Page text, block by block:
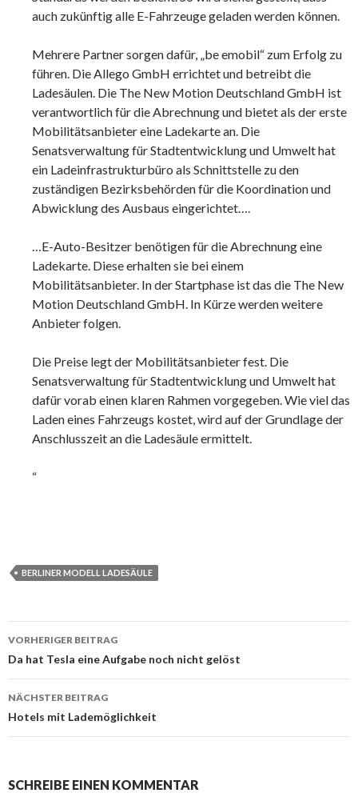
auch zukünftig alle E-Fahrzeuge geladen werden können.
Mehrere Partner sorgen dafür, „be emobil“ zum Erfolg zu
führen. Die Allego GmbH errichtet und betreibt die
Ladesäulen. Die The New Motion Deutschland GmbH ist
verantwortlich für die Abrechnung und bietet als der erste
Mobilitätsanbieter eine Ladekarte an. Die
Senatsverwaltung für Stadtentwicklung und Umwelt hat
ein Ladeinfrastrukturbüro als Schnittstelle zu den
zuständigen Bezirksbehörden für die Koordination und
Abwicklung des Ausbaus eingerichtet….
…E-Auto-Besitzer benötigen für die Abrechnung eine
Ladekarte. Diese erhalten sie bei einem
Mobilitätsanbieter. In der Startphase ist das die The New
Motion Deutschland GmbH. In Kürze werden weitere
Anbieter folgen.
Die Preise legt der Mobilitätsanbieter fest. Die
Senatsverwaltung für Stadtentwicklung und Umwelt hat
dafür vorab einen klaren Rahmen vorgegeben. Wie viel das
Laden eines Fahrzeugs kostet, wird auf der Grundlage der
Anschlusszeit an die Ladesäule ermittelt.
“
BERLINER MODELL LADESÄULE
Beitrags-
Navigation
VORHERIGER BEITRAG
Da hat Tesla eine Aufgabe noch nicht gelöst
NÄCHSTER BEITRAG
Hotels mit Lademöglichkeit
SCHREIBE EINEN KOMMENTAR